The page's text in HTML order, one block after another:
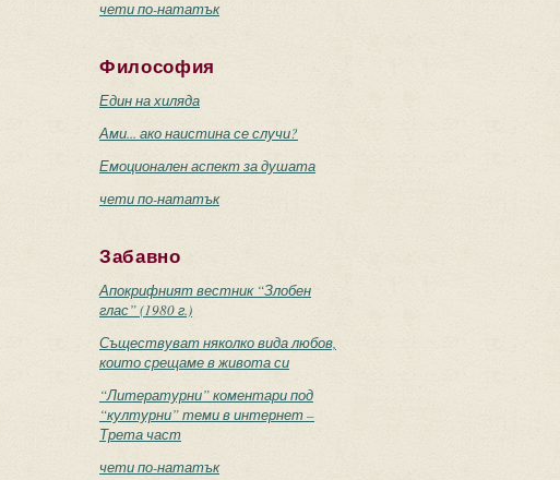
чети по-нататък
Философия
Един на хиляда
Ами... ако наистина се случи?
Емоционален аспект за душата
чети по-нататък
Забавно
Апокрифният вестник “Злобен
глас” (1980 г.)
Съществуват няколко вида любов,
които срещаме в живота си
“Литературни” коментари под
“културни” теми в интернет –
Трета част
чети по-нататък